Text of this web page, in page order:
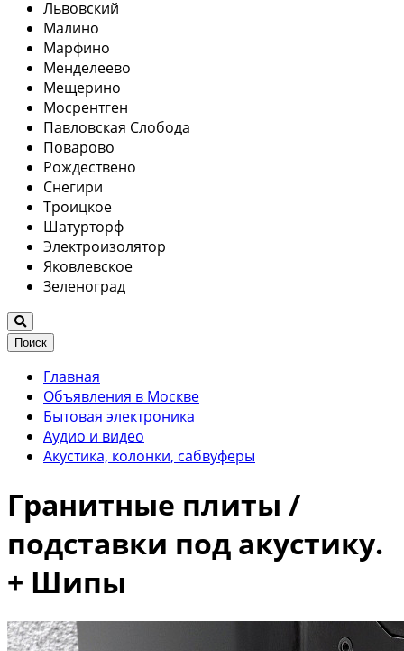
Львовский
Малино
Марфино
Менделеево
Мещерино
Мосрентген
Павловская Слобода
Поварово
Рождествено
Снегири
Троицкое
Шатурторф
Электроизолятор
Яковлевское
Зеленоград
Поиск
Главная
Объявления в Москве
Бытовая электроника
Аудио и видео
Акустика, колонки, сабвуферы
Гранитные плиты /
подставки под акустику.
+ Шипы